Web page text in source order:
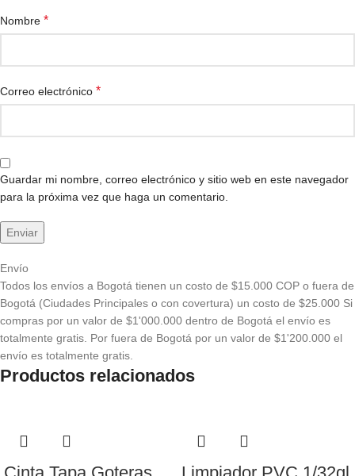
Nombre *
Correo electrónico *
Guardar mi nombre, correo electrónico y sitio web en este navegador
para la próxima vez que haga un comentario.
Envío
Todos los envíos a Bogotá tienen un costo de $15.000 COP o fuera de
Bogotá (Ciudades Principales o con covertura) un costo de $25.000 Si
compras por un valor de $1'000.000 dentro de Bogotá el envío es
totalmente gratis. Por fuera de Bogotá por un valor de $1'200.000 el
envío es totalmente gratis.
Productos relacionados